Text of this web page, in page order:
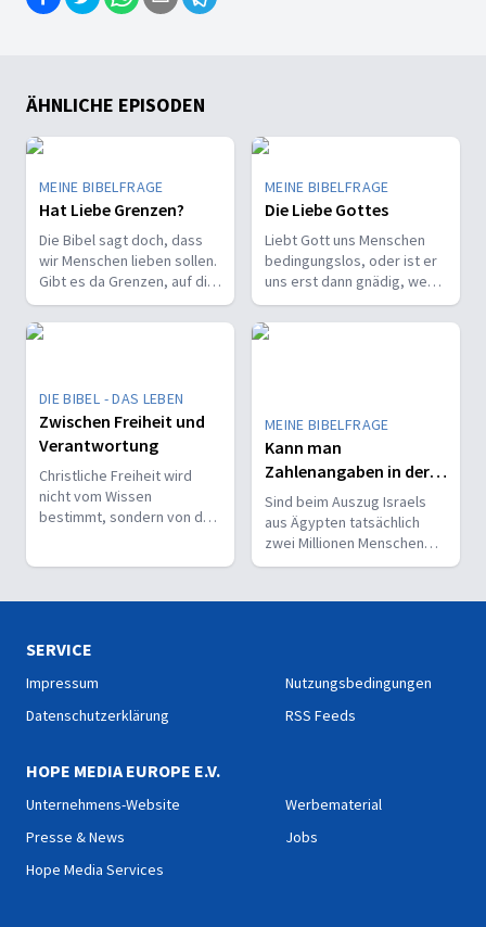
ÄHNLICHE EPISODEN
MEINE BIBELFRAGE
Hat Liebe Grenzen?
Die Bibel sagt doch, dass
wir Menschen lieben sollen.
Gibt es da Grenzen, auf die
wir achten sollten?
MEINE BIBELFRAGE
Die Liebe Gottes
Liebt Gott uns Menschen
bedingungslos, oder ist er
uns erst dann gnädig, wenn
wir uns richtig verhalten?
Vergibt er wirklich alles?
DIE BIBEL - DAS LEBEN
Zwischen Freiheit und
Verantwortung
Christliche Freiheit wird
nicht vom Wissen
bestimmt, sondern von der
MEINE BIBELFRAGE
Kann man
Zahlenangaben in der
Bibel ernst nehmen?
Sind beim Auszug Israels
aus Ägypten tatsächlich
zwei Millionen Menschen
durchs Schilfmeer
sich das vorstellen?
SERVICE
Impressum
Datenschutzerklärung
Nutzungsbedingungen
RSS Feeds
HOPE MEDIA EUROPE E.V.
Unternehmens-Website
Presse & News
Hope Media Services
Werbematerial
Jobs